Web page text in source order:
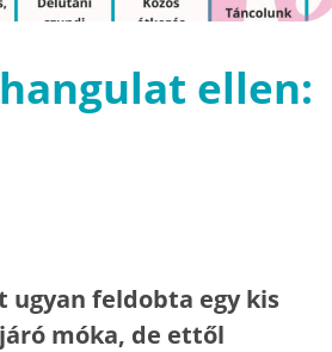
ellen:
ugyan feldobta egy kis
móka, de ettől